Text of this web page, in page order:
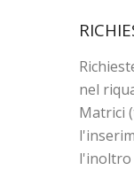
nel
Matrici
l'inoltro